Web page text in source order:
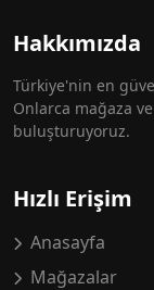
Hakkımızda
Türkiye'nin en
Onlarca mağaza
buluşturuyoruz.
Hızlı Erişim
Anasayfa
Mağazalar